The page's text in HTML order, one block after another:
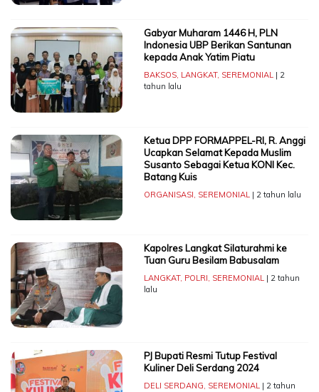
Gabyar Muharam 1446 H, PLN
Indonesia UBP Berikan Santunan
kepada Anak Yatim Piatu
BAKSOS, LANGKAT, SEREMONIAL | 2
tahun lalu
Ketua DPP FORMAPPEL-RI, R. Anggi
Ucapkan Selamat Kepada Muslim
Susanto Sebagai Ketua KONI Kec.
Batang Kuis
ORGANISASI SEREMONIAL | 2 tahun lalu
Kapolres Langkat Silaturahmi ke
Tuan Guru Besilam Babusalam
LANGKAT, POLRI SEREMONIAL | 2 tahun
lalu
PJ Bupati Resmi Tutup Festival
Kuliner Deli Serdang 2024
DELI SERDANG SEREMONIAL | 2 tahun